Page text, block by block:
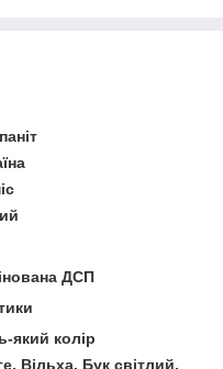
ДСП
який колір
Вільха, Бук світлий,